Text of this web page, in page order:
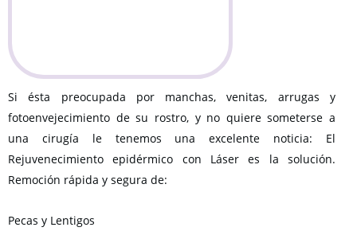
Si ésta preocupada por manchas, venitas, arrugas y
fotoenvejecimiento de su rostro, y no quiere someterse a
una cirugía le tenemos una excelente noticia: El
Rejuvenecimiento epidérmico con Láser es la solución.
Remoción rápida y segura de:
Pecas y Lentigos